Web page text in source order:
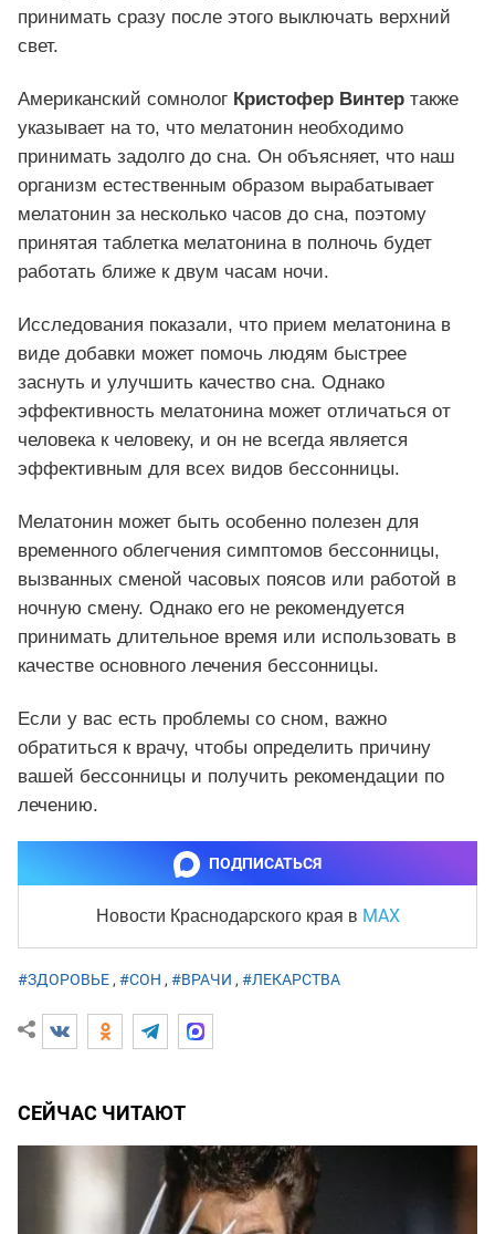
принимать сразу после этого выключать верхний
свет.
Американский сомнолог Кристофер Винтер также
указывает на то, что мелатонин необходимо
принимать задолго до сна. Он объясняет, что наш
организм естественным образом вырабатывает
мелатонин за несколько часов до сна, поэтому
принятая таблетка мелатонина в полночь будет
работать ближе к двум часам ночи.
Исследования показали, что прием мелатонина в
виде добавки может помочь людям быстрее
заснуть и улучшить качество сна. Однако
эффективность мелатонина может отличаться от
человека к человеку, и он не всегда является
эффективным для всех видов бессонницы.
Мелатонин может быть особенно полезен для
временного облегчения симптомов бессонницы,
вызванных сменой часовых поясов или работой в
ночную смену. Однако его не рекомендуется
принимать длительное время или использовать в
качестве основного лечения бессонницы.
Если у вас есть проблемы со сном, важно
обратиться к врачу, чтобы определить причину
вашей бессонницы и получить рекомендации по
лечению.
ПОДПИСАТЬСЯ
Новости Краснодарского края в MAX
#ЗДОРОВЬЕ , #СОН , #ВРАЧИ , #ЛЕКАРСТВА
СЕЙЧАС ЧИТАЮТ